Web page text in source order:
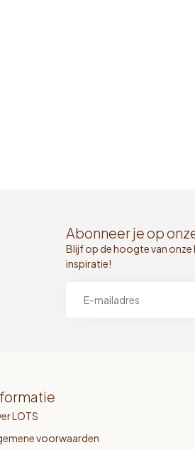
Abonneer je op
Blijf op de hoogte van
inspiratie!
LOTS
voorwaarden